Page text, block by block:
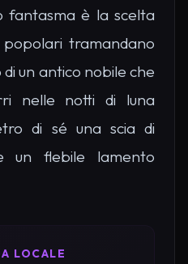
fantasma è la scelta
tramandano
un antico nobile che
nelle notti di luna
di sé una scia di
un flebile lamento
LOCALE